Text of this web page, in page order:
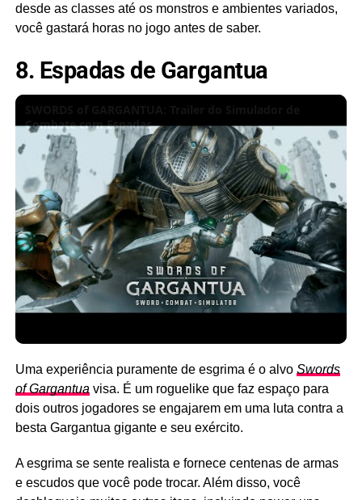
desde as classes até os monstros e ambientes variados,
você gastará horas no jogo antes de saber.
8. Espadas de Gargantua
Combate com Espadas
Uma experiência puramente de esgrima é o alvo Swords
of Gargantua visa. É um roguelike que faz espaço para
dois outros jogadores se engajarem em uma luta contra a
besta Gargantua gigante e seu exército.
A esgrima se sente realista e fornece centenas de armas
e escudos que você pode trocar. Além disso, você